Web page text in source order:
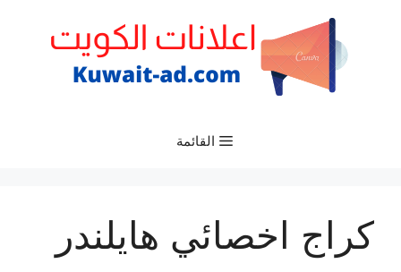
القائمة
كراج اخصائي هايلندر